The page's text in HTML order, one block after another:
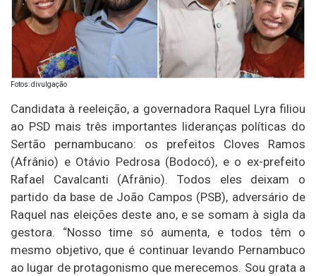
Fotos: divulgação
Candidata à reeleição, a governadora Raquel Lyra filiou
ao PSD mais três importantes lideranças políticas do
Sertão pernambucano: os prefeitos Cloves Ramos
(Afrânio) e Otávio Pedrosa (Bodocó), e o ex-prefeito
Rafael Cavalcanti (Afrânio). Todos eles deixam o
partido da base de João Campos (PSB), adversário de
Raquel nas eleições deste ano, e se somam à sigla da
gestora. “Nosso time só aumenta, e todos têm o
mesmo objetivo, que é continuar levando Pernambuco
ao lugar de protagonismo que merecemos. Sou grata a